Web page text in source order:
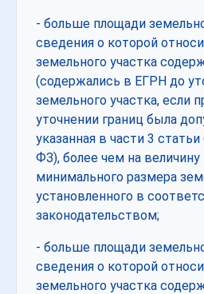
- больше площади
сведения о которой
земельного участка
(содержались в ЕГРН до
земельного участка, если
уточнении границ была
указанная в части 3
ФЗ), более чем на величину
минимального размера
установленного в
законодательством;
- больше площади
сведения о которой
земельного участка